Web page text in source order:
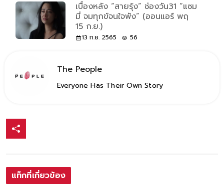
เบื้องหลัง “สายรุ้ง” ช่องวัน31 “แซม
มี่ จมทุกข์จนใจพัง” (ออนแอร์ พฤ
15 ก.ย.)
13 ก.ย. 2565 56
The People
Everyone Has Their Own Story
แท็กที่เกี่ยวข้อง